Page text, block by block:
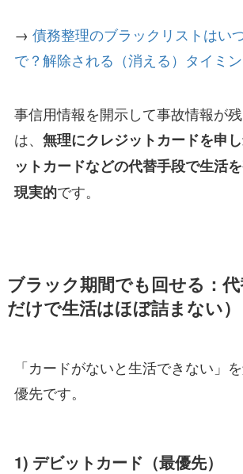
→ 債務整理のブラックリストはい
で？解除される（消える）タイミ
事信用情報を開示して事故情報が
は、 無理にクレジットカードを申
ットカードなどの代替手段で生活
現実的です。
ブラック期間でも回せる：
だけで生活はほぼ詰まない）
「カードがないと生活できない」
優先です。
1) デビットカード（最優先）